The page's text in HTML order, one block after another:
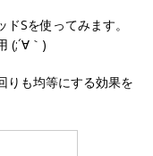
Sを使ってみます。
(;´∀｀)
りも均等にする効果を